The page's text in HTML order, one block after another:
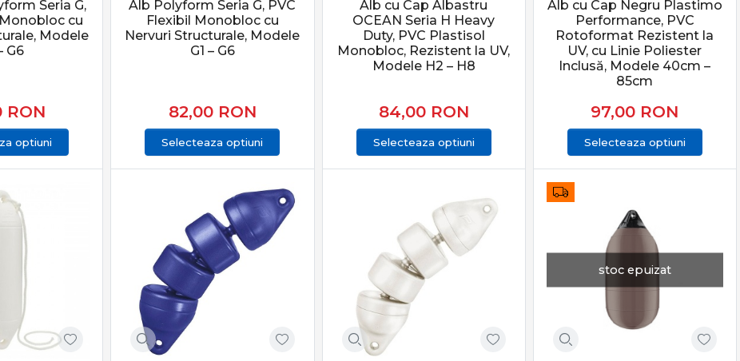
Seria G,
cu
Modele
G6
RON
optiuni
Alb Polyform Seria G, PVC
Flexibil Monobloc cu
Nervuri Structurale, Modele
G1 – G6
82,00 RON
Selecteaza optiuni
Alb cu Cap Albastru
OCEAN Seria H Heavy
Duty, PVC Plastisol
Monobloc, Rezistent la UV,
Modele H2 – H8
84,00 RON
Selecteaza optiuni
Alb cu Cap Negru Plastimo
Performance, PVC
Rotoformat Rezistent la
UV, cu Linie Poliester
Inclusă, Modele 40cm –
85cm
97,00 RON
Selecteaza optiuni
stoc epuizat